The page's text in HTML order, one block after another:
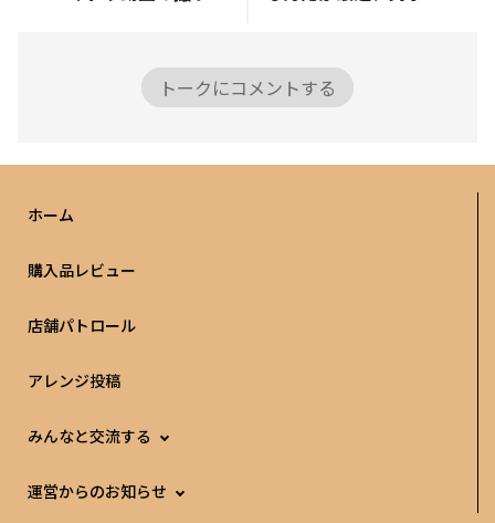
トークにコメントする
ホーム
購入品レビュー
店舗パトロール
アレンジ投稿
みんなと交流する
運営からのお知らせ